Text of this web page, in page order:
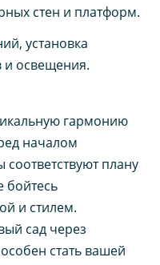
стен и платформ.
установка
и освещения.
гармонию
началом
соответствуют плану
бойтесь
и стилем.
сад через
стать вашей